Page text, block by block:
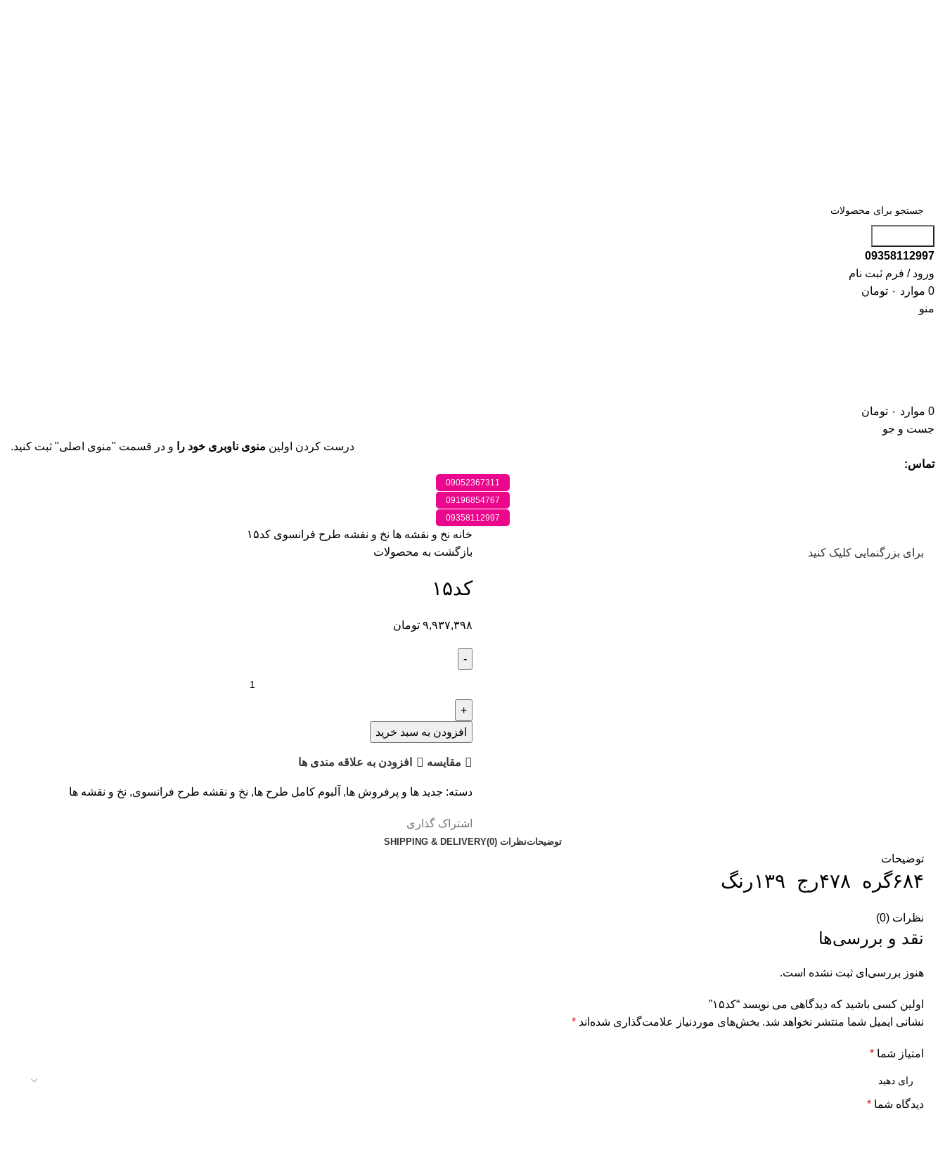
09358112997
ورود / فرم ثبت نام
0 موارد ۰ تومان
منو
0 موارد ۰ تومان
جست و جو
درست کردن اولین منوی ناوبری خود را و در قسمت "منوی اصلی" ثبت کنید.
تماس:
09052367311
09196854767
09358112997
برای بزرگنمایی کلیک کنید
خانه نخ و نقشه ها نخ و نقشه طرح فرانسوی کد۱۵
بازگشت به محصولات
کد۱۵
۹,۹۳۷,۳۹۸ تومان
افزودن به سبد خرید
مقایسه افزودن به علاقه مندی ها
دسته: جدید ها و پرفروش ها, آلبوم کامل طرح ها, نخ و نقشه طرح فرانسوی, نخ و نقشه ها
اشتراک گذاری
توضیحاتنظرات (0) SHIPPING & DELIVERY
توضیحات
۶۸۴گره ۴۷۸رج ۱۳۹رنگ
نظرات (0)
نقد و بررسی‌ها
هنوز بررسی‌ای ثبت نشده است.
اولین کسی باشید که دیدگاهی می نویسد “کد۱۵”
نشانی ایمیل شما منتشر نخواهد شد. بخش‌های موردنیاز علامت‌گذاری شده‌اند *
امتیاز شما *
دیدگاه شما *